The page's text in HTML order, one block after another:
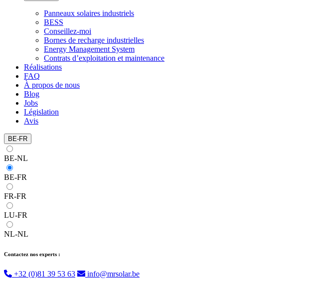
Panneaux solaires industriels
BESS
Conseillez-moi
Bornes de recharge industrielles
Energy Management System
Contrats d’exploitation et maintenance
Réalisations
FAQ
À propos de nous
Blog
Jobs
Législation
Avis
BE-FR
BE-NL
BE-FR
FR-FR
LU-FR
NL-NL
Contactez nos experts :
+32 (0)81 39 53 63 info@mrsolar.be